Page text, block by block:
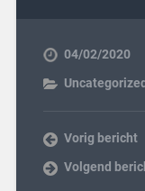
04/02/2020
Uncategorized
Vorig bericht
Volgend